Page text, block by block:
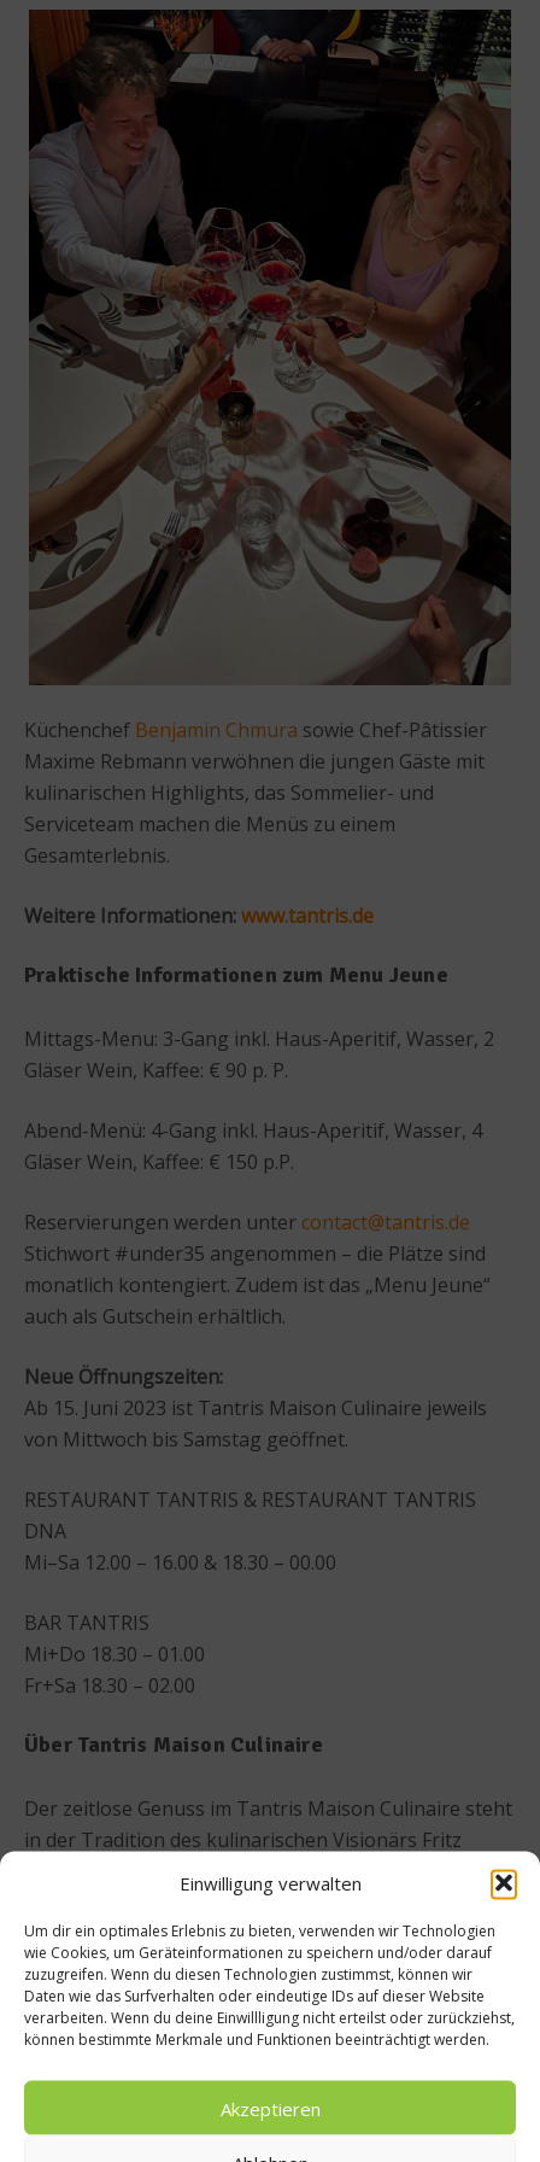
Einwilligung verwalten
Um dir ein optimales Erlebnis zu bieten, verwenden wir Technologien
wie Cookies, um Geräteinformationen zu speichern und/oder darauf
zuzugreifen. Wenn du diesen Technologien zustimmst, können wir
Daten wie das Surfverhalten oder eindeutige IDs auf dieser Website
verarbeiten. Wenn du deine Einwillligung nicht erteilst oder zurückziehst,
können bestimmte Merkmale und Funktionen beeinträchtigt werden.
Akzeptieren
Küchenchef Benjamin Chmura sowie Chef-Pâtissier
Maxime Rebmann verwöhnen die jungen Gäste mit
kulinarischen Highlights, das Sommelier- und
Serviceteam machen die Menüs zu einem
Gesamterlebnis.
Weitere Informationen:www.tantris.de
Praktische Informationen zum Menu Jeune
Mittags-Menu: 3-Gang inkl. Haus-Aperitif, Wasser, 2
Gläser Wein, Kaffee: € 90 p. P.
Abend-Menü: 4-Gang inkl. Haus-Aperitif, Wasser, 4
Gläser Wein, Kaffee: € 150 p.P.
Reservierungen werden unter contact@tantris.de
Stichwort #under35 angenommen – die Plätze sind
monatlich kontengiert. Zudem ist das „Menu Jeune“
auch als Gutschein erhältlich.
Neue Öffnungszeiten:
Ab 15. Juni 2023 ist Tantris Maison Culinaire jeweils
von Mittwoch bis Samstag geöffnet.
RESTAURANT TANTRIS & RESTAURANT TANTRIS
DNA
Mi–Sa 12.00 – 16.00 & 18.30 – 00.00
BAR TANTRIS
Mi+Do 18.30 – 01.00
Fr+Sa 18.30 – 02.00
Über Tantris Maison Culinaire
Der zeitlose Genuss im Tantris Maison Culinaire steht
in der Tradition des kulinarischen Visionärs Fritz
Eichbauer, der vor 50 Jahren die Haute Cuisine und
das französische Lebensgefühl mit der Eröffnung des
„TANTRIS“ nach München und Deutschland brachte.
2006 übernahm sein Sohn Felix Eichbauer die
Schwabinger Gourmet-Ikone und leitet sie bis heute
gemeinsam mit seiner Frau Sabine. Tantris Maison
Restaurants Tantris und Tantris DNA sowie die Bar
Tantris unter einem Dach. Anliegen des Hauses ist es,
mit gekonntem Handwerk, großer Kochkunst und